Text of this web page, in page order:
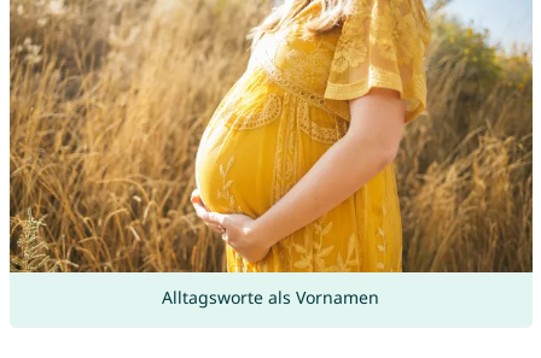
Alltagsworte als Vornamen